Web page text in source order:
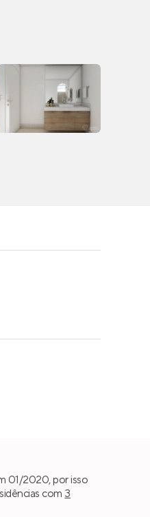
01/2020, por isso
com 3